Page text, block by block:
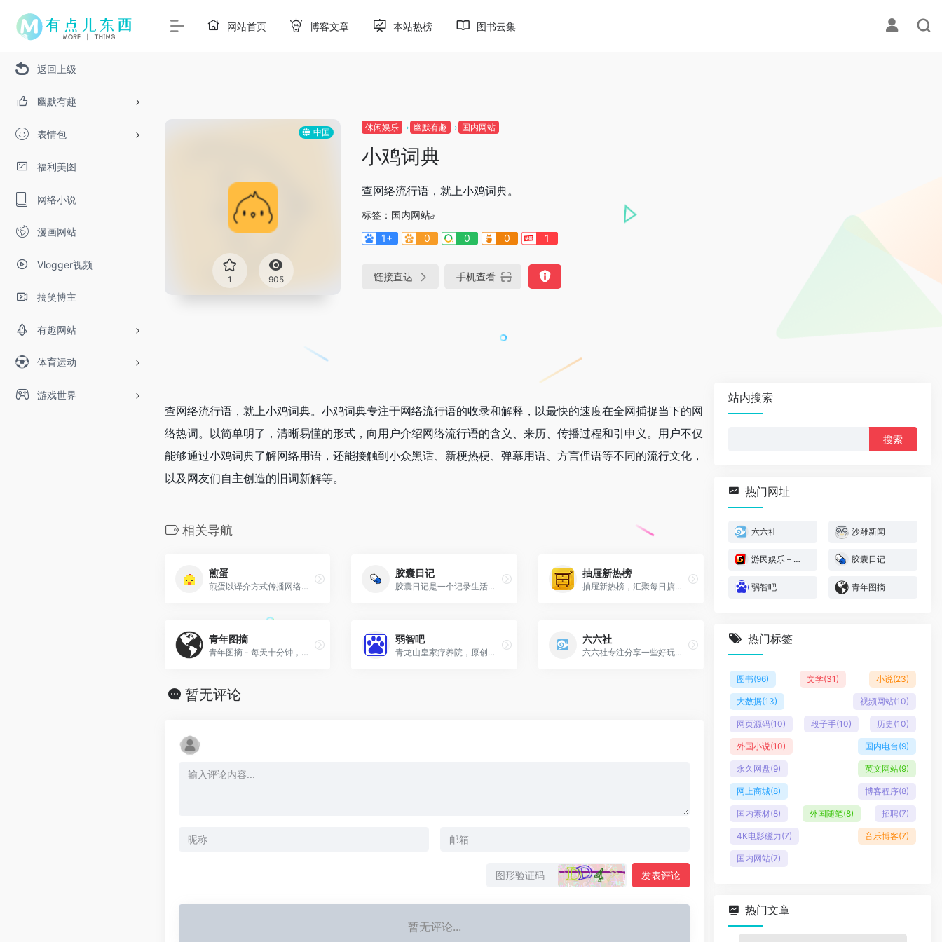
返回上级
幽默有趣
表情包
福利美图
网络小说
漫画网站
Vlogger视频
搞笑博主
有趣网站
体育运动
游戏世界
网站首页 博客文章 本站热榜 图书云集
中国
1 905
休闲娱乐 幽默有趣 国内网站
小鸡词典
查网络流行语，就上小鸡词典。
标签： 国内网站
1+
0 0 0 1
链接直达 手机查看
查网络流行语，就上小鸡词典。小鸡词典专注于网络流行语的收录和解释，以最快的速度在全网捕捉当下的网
络热词。以简单明了，清晰易懂的形式，向用户介绍网络流行语的含义、来历、传播过程和引申义。用户不仅
能够通过小鸡词典了解网络用语，还能接触到小众黑话、新梗热梗、弹幕用语、方言俚语等不同的流行文化，
以及网友们自主创造的旧词新解等。
相关导航
煎蛋
煎蛋以译介方式传播网络新鲜资讯
胶囊日记
胶囊日记是一个记录生活的日记本，在这里，你可以记录自己喜悦，悲伤，发牢骚，流水账，甚至只是一张相片，或者一条电话号码。
抽屉新热榜
抽屉新热榜，汇聚每日搞笑段子、热门图片、有趣新闻。
青年图摘
青年图摘 - 每天十分钟，开心一整天。
弱智吧
青龙山皇家疗养院，原创段子手孵化地
六六社
六六社专注分享一些好玩的、好看的、新鲜福利资讯
暂无评论
发表评论
暂无评论...
站内搜索
热门网址
六六社 沙雕新闻
游民娱乐 – 游民星空 胶囊日记
弱智吧 青年图摘
热门标签
图书(96) 文学(31) 小说(23)
大数据(13) 视频网站(10)
网页源码(10) 段子手(10) 历史 (10)
外国小说(10) 国内电台(9)
永久网盘(9) 英文网站(9)
网上商城(8) 博客程序(8)
国内素材(8) 外国随笔(8) 招聘(7)
4K电影磁力 (7) 音乐博客(7)
国内网站(7)
热门文章